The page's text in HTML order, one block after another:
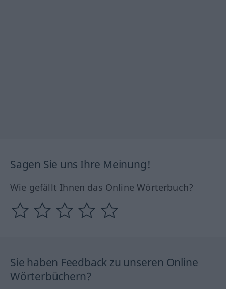
Sagen Sie uns Ihre Meinung!
Wie gefällt Ihnen das Online Wörterbuch?
Sie haben Feedback zu unseren Online
Wörterbüchern?